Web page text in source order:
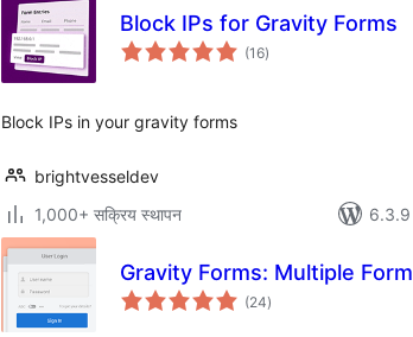
Block IPs for Gravity Forms
(16कुल
दर)
Block IPs in your gravity forms
brightvesseldev
1,000+ सक्रिय स्थापन
6.3.9
Gravity Forms: Multiple
(24कुल
दर)